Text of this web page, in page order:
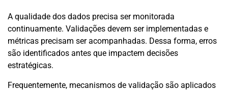
A qualidade dos dados precisa ser monitorada
continuamente. Validações devem ser implementadas e
métricas precisam ser acompanhadas. Dessa forma, erros
são identificados antes que impactem decisões
estratégicas.
Frequentemente, mecanismos de validação são aplicados